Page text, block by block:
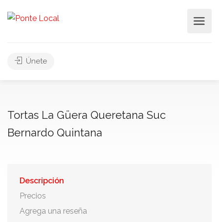
Únete
Tortas La Güera Queretana Suc
Bernardo Quintana
Descripción
Precios
Agrega una reseña